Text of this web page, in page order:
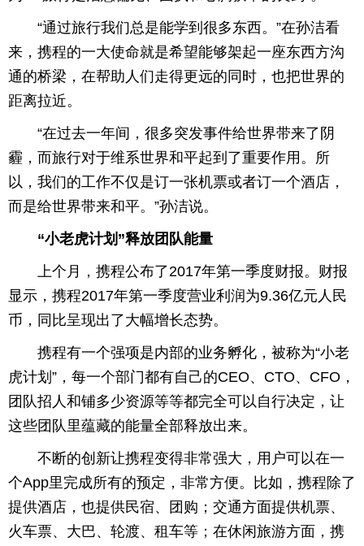
“通过旅行我们总是能学到很多东西。”在孙洁看
来，携程的一大使命就是希望能够架起一座东西方沟
通的桥梁，在帮助人们走得更远的同时，也把世界的
距离拉近。
“在过去一年间，很多突发事件给世界带来了阴
霾，而旅行对于维系世界和平起到了重要作用。所
以，我们的工作不仅是订一张机票或者订一个酒店，
而是给世界带来和平。”孙洁说。
“小老虎计划”释放团队能量
上个月，携程公布了2017年第一季度财报。财报
显示，携程2017年第一季度营业利润为9.36亿元人民
币，同比呈现出了大幅增长态势。
携程有一个强项是内部的业务孵化，被称为“小老
虎计划”，每一个部门都有自己的CEO、CTO、CFO，
团队招人和铺多少资源等等都完全可以自行决定，让
这些团队里蕴藏的能量全部释放出来。
不断的创新让携程变得非常强大，用户可以在一
个App里完成所有的预定，非常方便。比如，携程除了
提供酒店，也提供民宿、团购；交通方面提供机票、
火车票、大巴、轮渡、租车等；在休闲旅游方面，携